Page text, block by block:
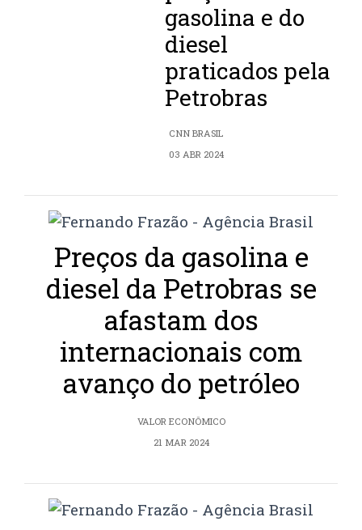
gasolina e do
diesel
praticados pela
Petrobras
CNN BRASIL
03 ABR 2024
Preços da gasolina e
diesel da Petrobras se
afastam dos
internacionais com
avanço do petróleo
VALOR ECONÔMICO
21 MAR 2024